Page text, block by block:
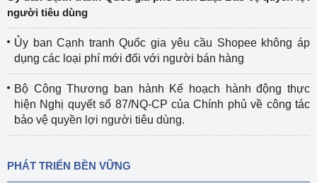
người tiêu dùng
Ủy ban Cạnh tranh Quốc gia yêu cầu Shopee không áp
dụng các loại phí mới đối với người bán hàng
Bộ Công Thương ban hành Kế hoạch hành động thực
hiện Nghị quyết số 87/NQ-CP của Chính phủ về công tác
bảo vệ quyền lợi người tiêu dùng.
PHÁT TRIỂN BỀN VỮNG